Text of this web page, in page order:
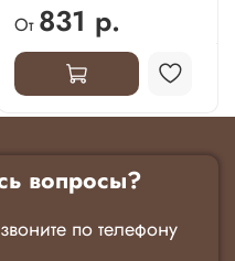
От 831 р.
вопросы?
по телефону